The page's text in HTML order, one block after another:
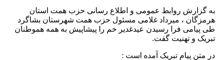
به گزارش روابط عمومی و اطلاع رسانی حزب همت استان
هرمزگان ، میرداد غلامی مسئول حزب همت شهرستان بشاگرد
طی پیامی فرا رسیدن عیدغدیر خم را پیشاپیش به همه هموطنان
تبریک و تهنیت گفت.
در متن پیام تبریک آمده است :